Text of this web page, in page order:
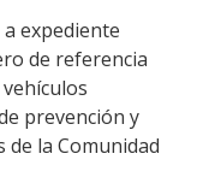
expediente
de referencia
prevención y
la Comunidad